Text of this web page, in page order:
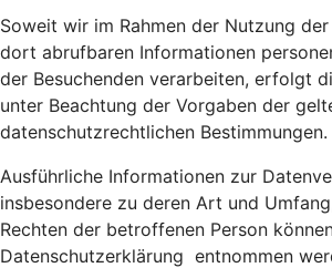
Soweit wir im Rahmen der Nutzung
dort abrufbaren Informationen
der Besuchenden verarbeiten, erfolgt
unter Beachtung der Vorgaben der
datenschutzrechtlichen Bestimmungen.
Ausführliche Informationen zur
insbesondere zu deren Art und
Rechten der betroffenen Person
Datenschutzerklärung entnommen